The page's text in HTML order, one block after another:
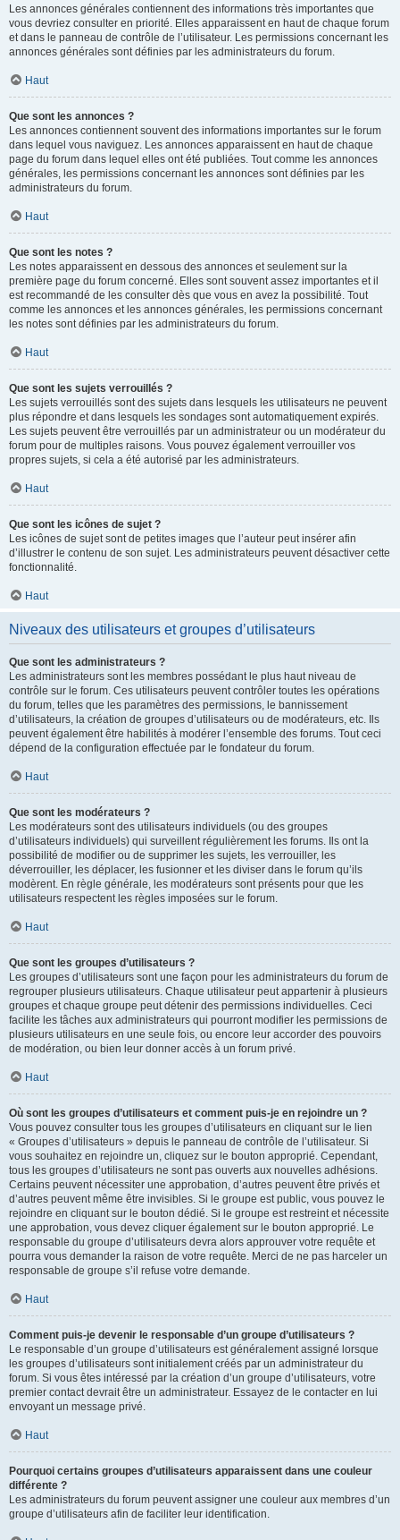
Les annonces générales contiennent des informations très importantes que
vous devriez consulter en priorité. Elles apparaissent en haut de chaque forum
et dans le panneau de contrôle de l’utilisateur. Les permissions concernant les
annonces générales sont définies par les administrateurs du forum.
Haut
Que sont les annonces ?
Les annonces contiennent souvent des informations importantes sur le forum
dans lequel vous naviguez. Les annonces apparaissent en haut de chaque
page du forum dans lequel elles ont été publiées. Tout comme les annonces
générales, les permissions concernant les annonces sont définies par les
administrateurs du forum.
Haut
Que sont les notes ?
Les notes apparaissent en dessous des annonces et seulement sur la
première page du forum concerné. Elles sont souvent assez importantes et il
est recommandé de les consulter dès que vous en avez la possibilité. Tout
comme les annonces et les annonces générales, les permissions concernant
les notes sont définies par les administrateurs du forum.
Haut
Que sont les sujets verrouillés ?
Les sujets verrouillés sont des sujets dans lesquels les utilisateurs ne peuvent
plus répondre et dans lesquels les sondages sont automatiquement expirés.
Les sujets peuvent être verrouillés par un administrateur ou un modérateur du
forum pour de multiples raisons. Vous pouvez également verrouiller vos
propres sujets, si cela a été autorisé par les administrateurs.
Haut
Que sont les icônes de sujet ?
Les icônes de sujet sont de petites images que l’auteur peut insérer afin
d’illustrer le contenu de son sujet. Les administrateurs peuvent désactiver cette
fonctionnalité.
Haut
Niveaux des utilisateurs et groupes d’utilisateurs
Que sont les administrateurs ?
Les administrateurs sont les membres possédant le plus haut niveau de
contrôle sur le forum. Ces utilisateurs peuvent contrôler toutes les opérations
du forum, telles que les paramètres des permissions, le bannissement
d’utilisateurs, la création de groupes d’utilisateurs ou de modérateurs, etc. Ils
peuvent également être habilités à modérer l’ensemble des forums. Tout ceci
dépend de la configuration effectuée par le fondateur du forum.
Haut
Que sont les modérateurs ?
Les modérateurs sont des utilisateurs individuels (ou des groupes
d’utilisateurs individuels) qui surveillent régulièrement les forums. Ils ont la
possibilité de modifier ou de supprimer les sujets, les verrouiller, les
déverrouiller, les déplacer, les fusionner et les diviser dans le forum qu’ils
modèrent. En règle générale, les modérateurs sont présents pour que les
utilisateurs respectent les règles imposées sur le forum.
Haut
Que sont les groupes d’utilisateurs ?
Les groupes d’utilisateurs sont une façon pour les administrateurs du forum de
regrouper plusieurs utilisateurs. Chaque utilisateur peut appartenir à plusieurs
groupes et chaque groupe peut détenir des permissions individuelles. Ceci
facilite les tâches aux administrateurs qui pourront modifier les permissions de
plusieurs utilisateurs en une seule fois, ou encore leur accorder des pouvoirs
de modération, ou bien leur donner accès à un forum privé.
Haut
Où sont les groupes d’utilisateurs et comment puis-je en rejoindre un ?
Vous pouvez consulter tous les groupes d’utilisateurs en cliquant sur le lien
« Groupes d’utilisateurs » depuis le panneau de contrôle de l’utilisateur. Si
vous souhaitez en rejoindre un, cliquez sur le bouton approprié. Cependant,
tous les groupes d’utilisateurs ne sont pas ouverts aux nouvelles adhésions.
Certains peuvent nécessiter une approbation, d’autres peuvent être privés et
d’autres peuvent même être invisibles. Si le groupe est public, vous pouvez le
rejoindre en cliquant sur le bouton dédié. Si le groupe est restreint et nécessite
une approbation, vous devez cliquer également sur le bouton approprié. Le
responsable du groupe d’utilisateurs devra alors approuver votre requête et
pourra vous demander la raison de votre requête. Merci de ne pas harceler un
responsable de groupe s’il refuse votre demande.
Haut
Comment puis-je devenir le responsable d’un groupe d’utilisateurs ?
Le responsable d’un groupe d’utilisateurs est généralement assigné lorsque
les groupes d’utilisateurs sont initialement créés par un administrateur du
forum. Si vous êtes intéressé par la création d’un groupe d’utilisateurs, votre
premier contact devrait être un administrateur. Essayez de le contacter en lui
envoyant un message privé.
Haut
Pourquoi certains groupes d’utilisateurs apparaissent dans une couleur
différente ?
Les administrateurs du forum peuvent assigner une couleur aux membres d’un
groupe d’utilisateurs afin de faciliter leur identification.